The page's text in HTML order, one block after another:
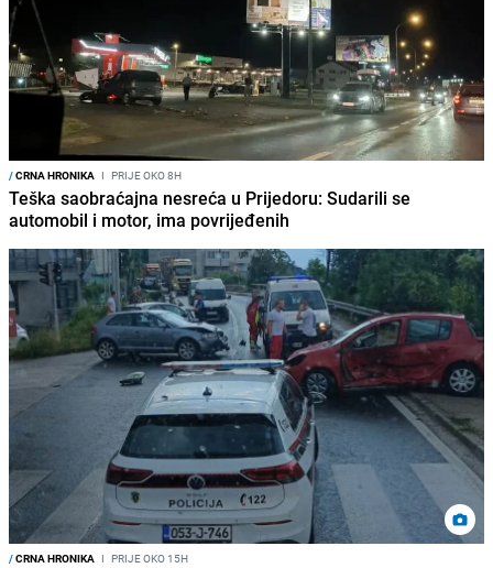
/CRNA HRONIKA I PRIJE OKO 8H
Teška saobraćajna nesreća u Prijedoru: Sudarili se
automobil i motor, ima povrijeđenih
/CRNA HRONIKA I PRIJE OKO 15H